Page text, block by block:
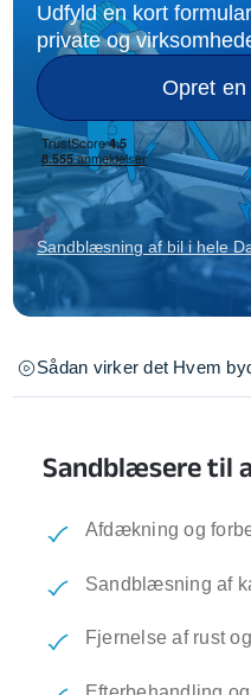
Udfyld en kort
private og
Opret
Sandblæsning af bil i hele
Sådan virker det Hvem
Sandblæsere til
Afdækning og
Sandblæsning af
Fjernelse af rust